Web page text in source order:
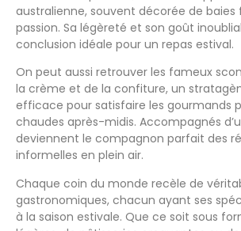
australienne, souvent décorée de
passion. Sa légèreté et son goût
conclusion idéale pour un repas estival.
On peut aussi retrouver les fameux
la crème et de la confiture, un
efficace pour satisfaire les gourmands
chaudes après-midis. Accompagnés
deviennent le compagnon parfait des
informelles en plein air.
Chaque coin du monde recèle de
gastronomiques, chacun ayant ses
à la saison estivale. Que ce soit sous